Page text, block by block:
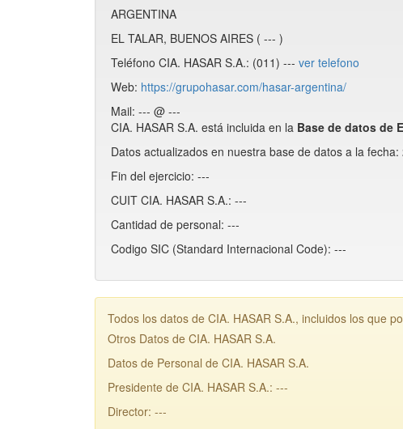
ARGENTINA
EL TALAR, BUENOS AIRES ( --- )
Teléfono CIA. HASAR S.A.: (011) --- ver telefono
Web: https://grupohasar.com/hasar-argentina/
Mail: --- @ ---
CIA. HASAR S.A. está incluida en la Base de datos de
Datos actualizados en nuestra base de datos a la
Fin del ejercicio: ---
CUIT CIA. HASAR S.A.: ---
Cantidad de personal: ---
Codigo SIC (Standard Internacional Code): ---
Todos los datos de CIA. HASAR S.A., incluidos los que
Otros Datos de CIA. HASAR S.A.
Datos de Personal de CIA. HASAR S.A.
Presidente de CIA. HASAR S.A.: ---
Director: ---